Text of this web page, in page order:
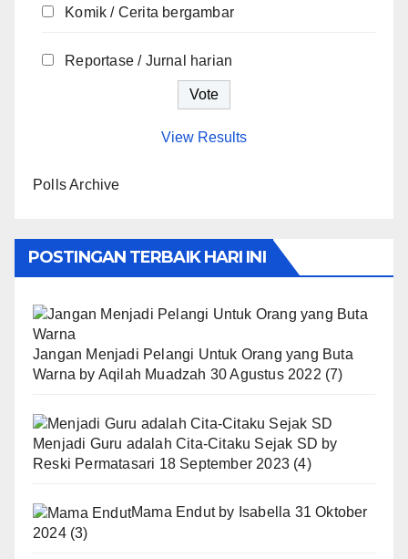
Komik / Cerita bergambar
Reportase / Jurnal harian
View Results
Polls Archive
POSTINGAN TERBAIK HARI INI
Jangan Menjadi Pelangi Untuk Orang yang Buta
Warna by Aqilah Muadzah 30 Agustus 2022 (7)
Menjadi Guru adalah Cita-Citaku Sejak SD by
Reski Permatasari 18 September 2023 (4)
Mama Endutby Isabella 31 Oktober
2024 (3)